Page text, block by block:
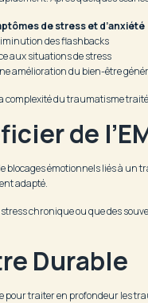
de stress et d’anxiété
des flashbacks
aux situations de stress
amélioration du bien-être
complexité du traumatisme
de
blocages émotionnels liés à
adapté.
stress chronique ou que des
Durable
pour traiter en profondeur les